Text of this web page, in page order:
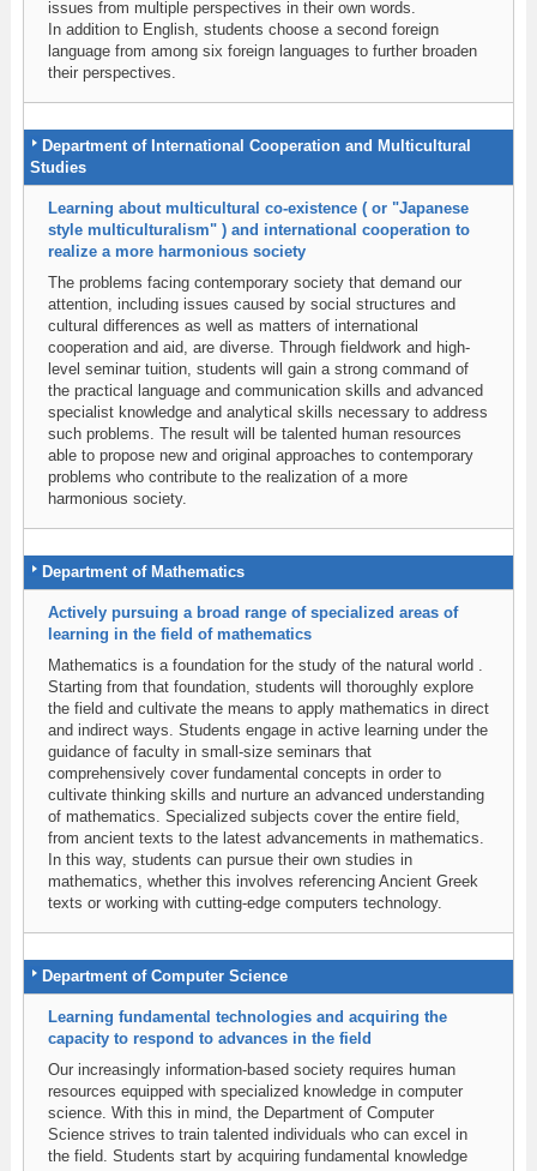
issues from multiple perspectives in their own words.
In addition to English, students choose a second foreign
language from among six foreign languages to further broaden
their perspectives.
Department of International Cooperation and Multicultural
Studies
Learning about multicultural co-existence ( or "Japanese
style multiculturalism" ) and international cooperation to
realize a more harmonious society
The problems facing contemporary society that demand our
attention, including issues caused by social structures and
cultural differences as well as matters of international
cooperation and aid, are diverse. Through fieldwork and high-
level seminar tuition, students will gain a strong command of
the practical language and communication skills and advanced
specialist knowledge and analytical skills necessary to address
such problems. The result will be talented human resources
able to propose new and original approaches to contemporary
problems who contribute to the realization of a more
harmonious society.
Department of Mathematics
Actively pursuing a broad range of specialized areas of
learning in the field of mathematics
Mathematics is a foundation for the study of the natural world .
Starting from that foundation, students will thoroughly explore
the field and cultivate the means to apply mathematics in direct
and indirect ways. Students engage in active learning under the
guidance of faculty in small-size seminars that
comprehensively cover fundamental concepts in order to
cultivate thinking skills and nurture an advanced understanding
of mathematics. Specialized subjects cover the entire field,
from ancient texts to the latest advancements in mathematics.
In this way, students can pursue their own studies in
mathematics, whether this involves referencing Ancient Greek
texts or working with cutting-edge computers technology.
Department of Computer Science
Learning fundamental technologies and acquiring the
capacity to respond to advances in the field
Our increasingly information-based society requires human
resources equipped with specialized knowledge in computer
science. With this in mind, the Department of Computer
Science strives to train talented individuals who can excel in
the field. Students start by acquiring fundamental knowledge